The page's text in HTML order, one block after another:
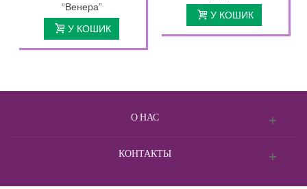
“Венера”
У КОШИК
У КОШИК
О НАС
КОНТАКТЫ